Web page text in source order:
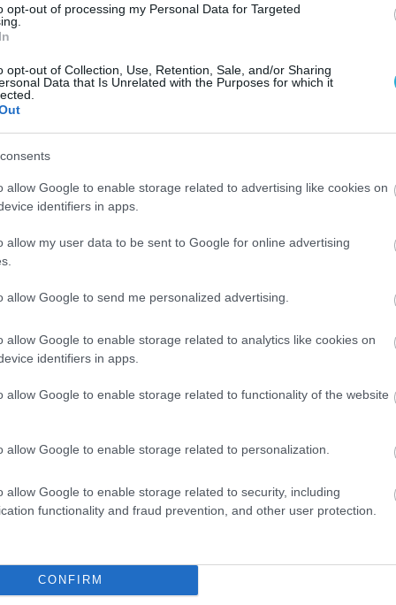
opt-out of processing my Personal Data for Targeted
opt-out of Collection, Use, Retention, Sale, and/or Sharing
Data that Is Unrelated with the Purposes for which it
allow Google to enable storage related to advertising like cookies on
identifiers in apps.
allow my user data to be sent to Google for online advertising
allow Google to send me personalized advertising.
allow Google to enable storage related to analytics like cookies on
identifiers in apps.
allow Google to enable storage related to functionality of the website
allow Google to enable storage related to personalization.
allow Google to enable storage related to security, including
functionality and fraud prevention, and other user protection.
CONFIRM
ανιούσα θωρακική αορτή και να
του εγκεφάλου, των χεριών, των
των ποδιών και άλλων περιοχών.
οργάνων με την πάροδο του χρόνου η
τοίχωμα της αορτής διατείνοντάς την με
και τον ακαριαίο θάνατο“.
της θωρακικής αορτής;
ασυμπτωματικά.
θωρακικής αορτής αναφέρει κάποιο από
και το σημείο εντόπισης του
άνω μέρος της πλάτης
αναπνοή
να επηρεάσει τις καρδιακές βαλβίδες,
οδηγήσει σε αυτό που ονομάζουμε